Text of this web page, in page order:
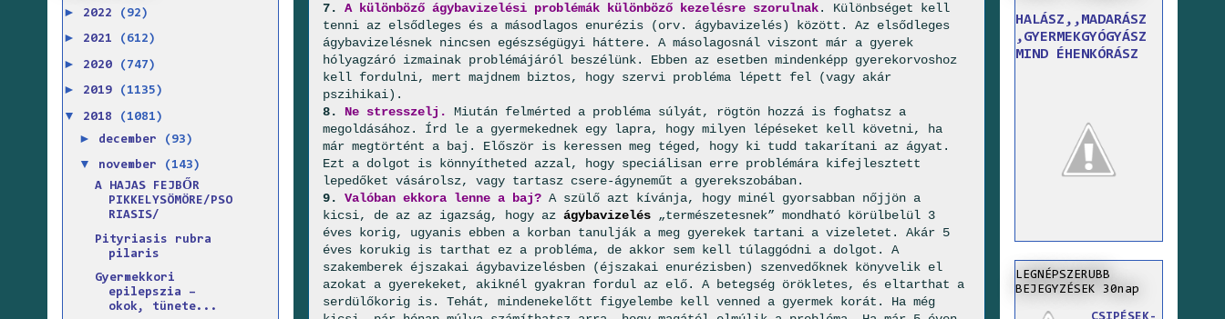
7.
A különböző ágybavizelési problémák különböző kezelésre szorulnak. Különbséget kell
tenni az elsődleges és a másodlagos enurézis (orv. ágybavizelés) között. Az elsődleges
ágybavizelésnek nincsen egészségügyi háttere. A másolagosnál viszont már a gyerek
hólyagzáró izmainak problémájáról beszélünk. Ebben az esetben mindenképp gyerekorvoshoz
kell fordulni, mert majdnem biztos, hogy szervi probléma lépett fel (vagy akár
pszihikai).
8. Ne stresszelj.
Miután felmérted a probléma súlyát, rögtön hozzá is foghatsz a
megoldásához. Írd le a gyermekednek egy lapra, hogy milyen lépéseket kell követni, ha
már megtörtént a baj. Először is keressen meg téged, hogy ki tudd takarítani az ágyat.
Ezt a dolgot is könnyítheted azzal, hogy speciálisan erre problémára kifejlesztett
lepedőket vásárolsz, vagy tartasz csere-ágyneműt a gyerekszobában.
9.
Valóban ekkora lenne a baj? A szülő azt kívánja, hogy minél gyorsabban nőjjön a
kicsi, de az az igazság, hogy az ágybavizelés
„természetesnek” mondható körülbelül 3
éves korig, ugyanis ebben a korban tanulják a meg gyerekek tartani a vizeletet. Akár 5
éves korukig is tarthat ez a probléma, de akkor sem kell túlaggódni a dolgot. A
szakemberek éjszakai ágybavizelésben (éjszakai enurézisben) szenvedőknek könyvelik el
azokat a gyerekeket, akiknél gyakran fordul az elő. A betegség örökletes, és eltarthat a
serdülőkorig is. Tehát, mindenekelőtt figyelembe kell venned a gyermek korát. Ha még
► 2022 (92)
► 2021 (612)
► 2020 (747)
► 2019 (1135)
▼ 2018 (1081)
► december (93)
▼ november
(143)
A HAJAS FEJBŐR
PIKKELYSÖMÖRE/PSO
RIASIS/
Pityriasis rubra
pilaris
Gyermekkori
epilepszia –
okok, tünete...
HALÁSZ,,MADARÁSZ
,GYERMEKGYÓGYÁSZ
MIND ÉHENKÓRÁSZ
LEGNÉPSZERUBB
BEJEGYZÉSEK 30nap